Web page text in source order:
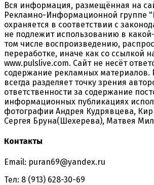
Вся информация, размещённая на
Рекламно-Информационной группе
охраняется в соответствии с
не подлежит использованию в
том числе воспроизведению,
переработке, иначе как со ссылкой
www.pulslive.com. Сайт не несёт
содержание рекламных материалов.
всегда разделяет точку зрения
ответственности за содержание
информационных публикациях
фотографии Андрея Кудрявцева,
Сергея Бруна(Шехерева), Матвея
Контакты
Email: puran69@yandex.ru
Тел: 8 (913) 628-30-69